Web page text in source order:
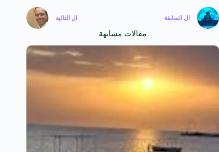
ال السابقة ال التالية
مقالات مشابهة